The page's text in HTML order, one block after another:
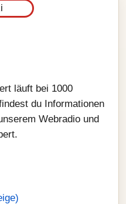
läuft bei 1000
du Informationen
Webradio und